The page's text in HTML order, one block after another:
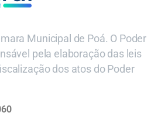
Municipal de Poá. O Poder
pela elaboração das leis
dos atos do Poder